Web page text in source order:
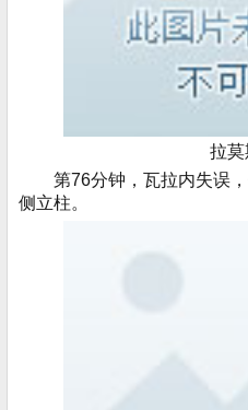
拉
第76分钟，瓦拉内失误
侧立柱。